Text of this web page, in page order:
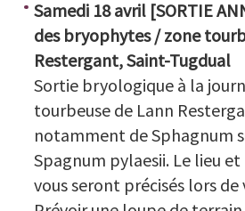
Samedi 18 avril [SORTIE
des bryophytes / zone
Restergant, Saint-Tugdual
Sortie bryologique à la
tourbeuse de Lann
notamment de Sphagnum
Spagnum pylaesii. Le lieu
vous seront précisés lors